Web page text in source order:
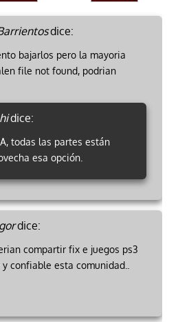
dice:
bajarlos pero la mayoria
file not found, podrian
dice:
todas las partes están
esa opción.
dice:
compartir fix e juegos ps3
confiable esta comunidad..